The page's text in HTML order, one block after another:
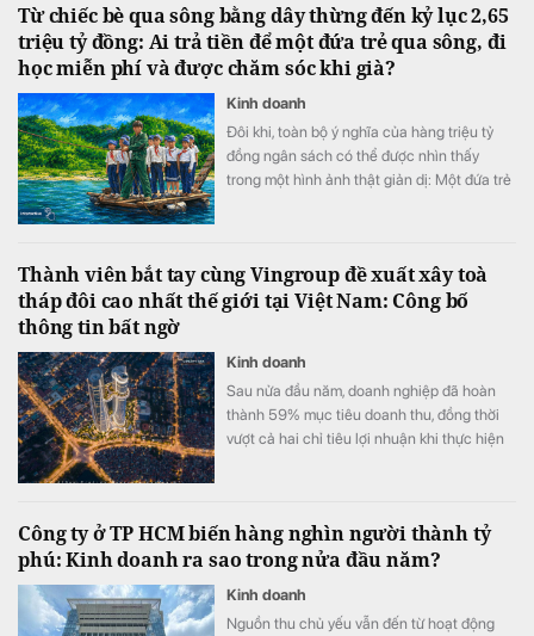
Từ chiếc bè qua sông bằng dây thừng đến kỷ lục 2,65
triệu tỷ đồng: Ai trả tiền để một đứa trẻ qua sông, đi
học miễn phí và được chăm sóc khi già?
Kinh doanh
Đôi khi, toàn bộ ý nghĩa của hàng triệu tỷ
đồng ngân sách có thể được nhìn thấy
trong một hình ảnh thật giản dị: Một đứa trẻ
Thành viên bắt tay cùng Vingroup đề xuất xây toà
tháp đôi cao nhất thế giới tại Việt Nam: Công bố
thông tin bất ngờ
Kinh doanh
Sau nửa đầu năm, doanh nghiệp đã hoàn
thành 59% mục tiêu doanh thu, đồng thời
vượt cả hai chỉ tiêu lợi nhuận khi thực hiện
Công ty ở TP HCM biến hàng nghìn người thành tỷ
phú: Kinh doanh ra sao trong nửa đầu năm?
Kinh doanh
Nguồn thu chủ yếu vẫn đến từ hoạt động